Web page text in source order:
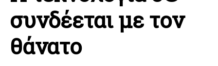
συνδέεται με τον
θάνατο